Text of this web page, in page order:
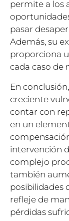
permite a los
pasar
Además, su
proporciona
cada caso de
En
creciente
contar con
en un
intervención
complejo
también
posibilidades
refleje de
pérdidas